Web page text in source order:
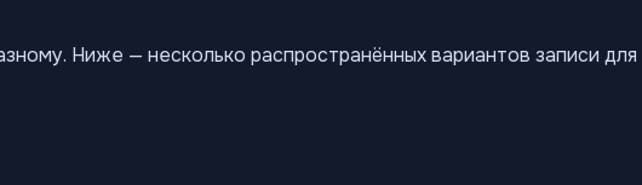
Ниже — несколько распространённых вариантов записи для